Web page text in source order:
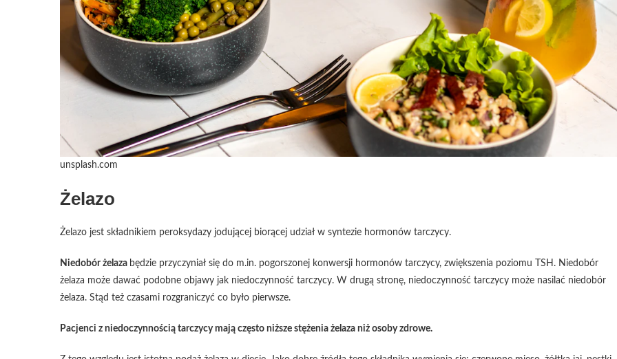
unsplash.com
Żelazo
Żelazo jest składnikiem peroksydazy jodującej biorącej udział w syntezie hormonów tarczycy.
Niedobór żelaza będzie przyczyniał się do m.in. pogorszonej konwersji hormonów tarczycy, zwiększenia poziomu TSH. Niedobór
żelaza może dawać podobne objawy jak niedoczynność tarczycy. W drugą stronę, niedoczynność tarczycy może nasilać niedobór
żelaza. Stąd też czasami rozgraniczyć co było pierwsze.
Pacjenci z niedoczynnością tarczycy mają często niższe stężenia żelaza niż osoby zdrowe.